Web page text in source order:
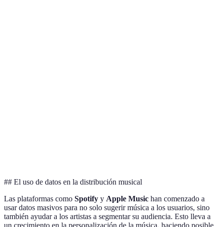
## El uso de datos en la distribución musical
Las plataformas como Spotify y Apple Music han comenzado a
usar datos masivos para no solo sugerir música a los usuarios, sino
también ayudar a los artistas a segmentar su audiencia. Esto lleva a
un crecimiento en la personalización de la música, haciendo posible